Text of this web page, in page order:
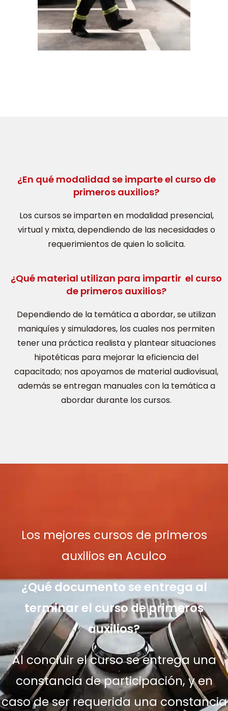
¿En qué modalidad se imparte el curso de
primeros auxilios?
Los cursos se imparten en modalidad presencial,
virtual y mixta, dependiendo de las necesidades o
requerimientos de quien lo solicita.
¿Qué material utilizan para impartir el curso
de primeros auxilios?
Dependiendo de la temática a abordar, se utilizan
maniquíes y simuladores, los cuales nos permiten
tener una práctica realista y plantear situaciones
hipotéticas para mejorar la eficiencia del
capacitado; nos apoyamos de material audiovisual,
además se entregan manuales con la temática a
abordar durante los cursos.
Los mejores cursos de primeros
auxilios en Aculco
¿Qué documento se entrega al
terminar el curso de primeros
auxilios?
Al concluir el curso se entrega una
constancia de participación, y en
caso de ser requerida una constancia